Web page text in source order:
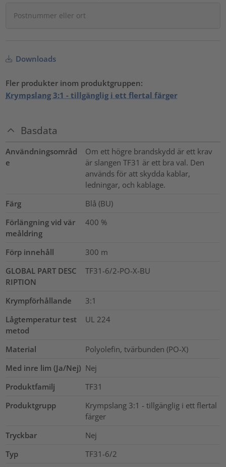
Downloads
Fler produkter inom produktgruppen:
Krympslang 3:1 - tillgänglig i ett flertal färger
Basdata
Användningsområd
e
Om ett högre brandskydd är ett krav
är slangen TF31 är ett bra val. Den
används för att skydda kablar,
ledningar, och kablage.
Färg
Blå (BU)
Förlängning vid vär
meåldring
400 %
Förp innehåll 300 m
GLOBAL PART DESC
RIPTION
TF31-6/2-PO-X-BU
Krympförhållande
3:1
Lågtemperatur test
metod
UL 224
Material
Polyolefin, tvärbunden (PO-X)
Med inre lim (Ja/Nej) Nej
Produktfamilj
TF31
Produktgrupp
Krympslang 3:1 - tillgänglig i ett flertal
färger
Tryckbar
Nej
Typ
TF31-6/2